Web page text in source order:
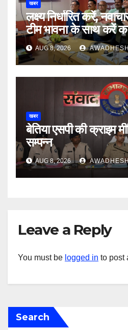
खबर
लक्ष्य निर्धारित करें,
टीम भावना के साथ करें
AUG 8, 2026
खबर
बेतिया एसपी की क्राइम
सम्पन्न
AUG 8, 2026
Leave a Reply
You must be logged in to post
Search